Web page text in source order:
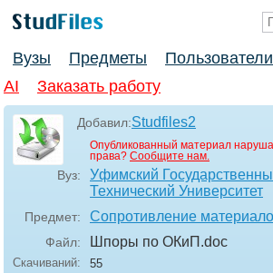
Вузы Предметы Пользователи
AI
Заказать работу
Добавил:Studfiles2
Опубликованный материал
права? Сообщите нам.
Вуз:
Уфимский
Технический Университет
Предмет: Сопротивление
Файл: Шпоры по ОКиП .doc
Скачиваний:
55